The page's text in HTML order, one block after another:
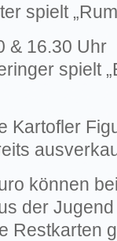
spielt
& 16.30 Uhr
spielt
Kartofler
können
der
Restkarten